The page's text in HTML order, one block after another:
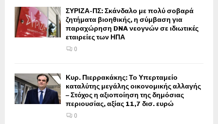
ΣΥΡΙΖΑ-ΠΣ: Σκάνδαλο με πολύ σοβαρά
ζητήματα βιοηθικής, η σύμβαση για
παραχώρηση DNA νεογνών σε ιδιωτικές
εταιρείες των ΗΠΑ
0
Κυρ. Πιερρακάκης: Το Υπερταμείο
καταλύτης μεγάλης οικονομικής αλλαγής
– Στόχος η αξιοποίηση της δημόσιας
περιουσίας, αξίας 11,7 δισ. ευρώ
0